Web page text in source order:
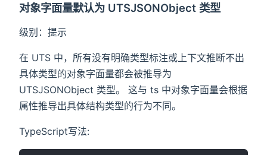
对象字面量默认为 UTSJSONObject 类型
级别：提示
在 UTS 中，所有没有明确类型标注或上下文推断不出
具体类型的对象字面量都会被推导为
UTSJSONObject 类型。 这与 ts 中对象字面量会根据
属性推导出具体结构类型的行为不同。
TypeScript写法: